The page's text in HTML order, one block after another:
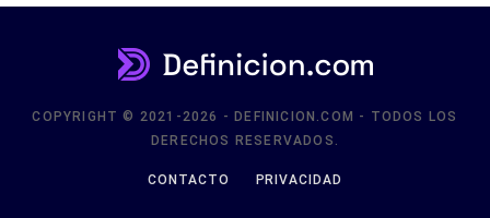
COPYRIGHT © 2021-2026 - DEFINICION.COM - TODOS LOS
DERECHOS RESERVADOS.
CONTACTO PRIVACIDAD